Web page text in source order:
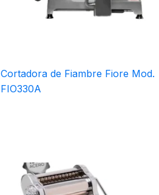
Cortadora de Fiambre Fiore Mod.
FIO330A